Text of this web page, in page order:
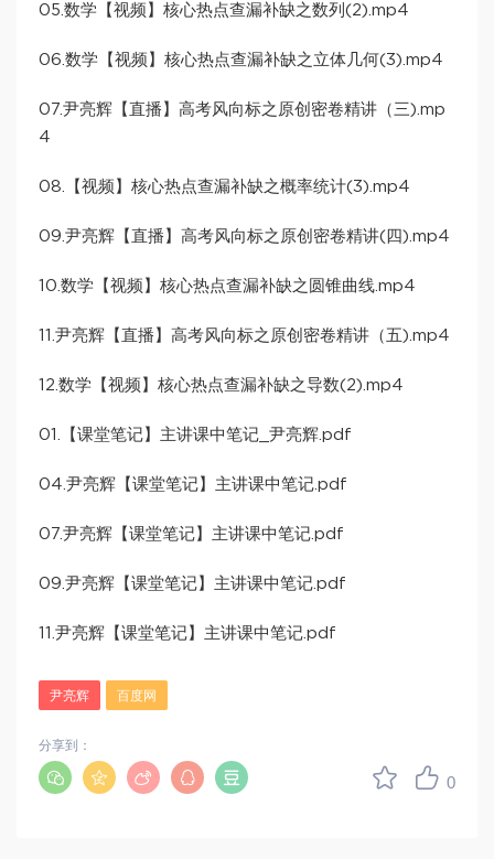
05.数学【视频】核心热点查漏补缺之数列(2).mp4
06.数学【视频】核心热点查漏补缺之立体几何(3).mp4
07.尹亮辉【直播】高考风向标之原创密卷精讲（三).mp
4
08.【视频】核心热点查漏补缺之概率统计(3).mp4
09.尹亮辉【直播】高考风向标之原创密卷精讲(四).mp4
10.数学【视频】核心热点查漏补缺之圆锥曲线.mp4
11.尹亮辉【直播】高考风向标之原创密卷精讲（五).mp4
12.数学【视频】核心热点查漏补缺之导数(2).mp4
01.【课堂笔记】主讲课中笔记_尹亮辉.pdf
04.尹亮辉【课堂笔记】主讲课中笔记.pdf
07.尹亮辉【课堂笔记】主讲课中笔记.pdf
09.尹亮辉【课堂笔记】主讲课中笔记.pdf
11.尹亮辉【课堂笔记】主讲课中笔记.pdf
尹亮辉 百度网
0
分享到：